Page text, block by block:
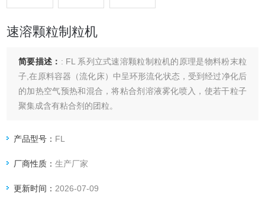
速溶颗粒制粒机
简要描述： : FL 系列立式速溶颗粒制粒机的原理是物料粉末粒
子,在原料容器（流化床）中呈环形流化状态，受到经过净化后
的加热空气预热和混合，将粘合剂溶液雾化喷入，使若干粒子
聚集成含有粘合剂的团粒。
产品型号： FL
厂商性质：生产厂家
更新时间： 2026-07-09